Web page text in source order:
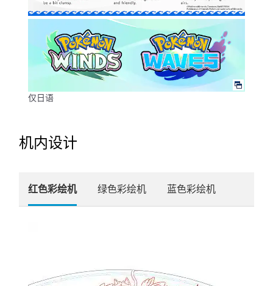
仅日语
机内设计
红色彩绘机 绿色彩绘机 蓝色彩绘机